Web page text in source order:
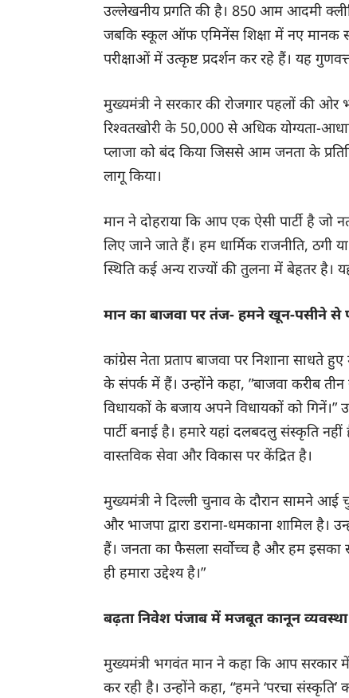
उल्लेखनीय प्रगति की है। 850 आम आदमी
जबकि स्कूल ऑफ एमिनेंस शिक्षा में नए मानक
परीक्षाओं में उत्कृष्ट प्रदर्शन कर रहे हैं। यह
मुख्यमंत्री ने सरकार की रोजगार पहलों की ओर
रिश्वतखोरी के 50,000 से अधिक योग्यता-
प्लाजा को बंद किया जिससे आम जनता के
लागू किया।
मान ने दोहराया कि आप एक ऐसी पार्टी है
लिए जाने जाते हैं। हम धार्मिक राजनीति, ठगी
स्थिति कई अन्य राज्यों की तुलना में बेहतर है।
मान का बाजवा पर तंज- हमने खून-पसीने से
कांग्रेस नेता प्रताप बाजवा पर निशाना साधते
के संपर्क में हैं। उन्होंने कहा, ”बाजवा करीब
विधायकों के बजाय अपने विधायकों को
पार्टी बनाई है। हमारे यहां दलबदलु संस्कृति
वास्तविक सेवा और विकास पर केंद्रित है।
मुख्यमंत्री ने दिल्ली चुनाव के दौरान सामने आई
और भाजपा द्वारा डराना-धमकाना शामिल है।
हैं। जनता का फैसला सर्वोच्च है और हम इसका
ही हमारा उद्देश्य है।”
बढ़ता निवेश पंजाब में मजबूत कानून व्यवस्था
मुख्यमंत्री भगवंत मान ने कहा कि आप सरकार में
कर रही है। उन्होंने कहा, “हमने ‘परचा